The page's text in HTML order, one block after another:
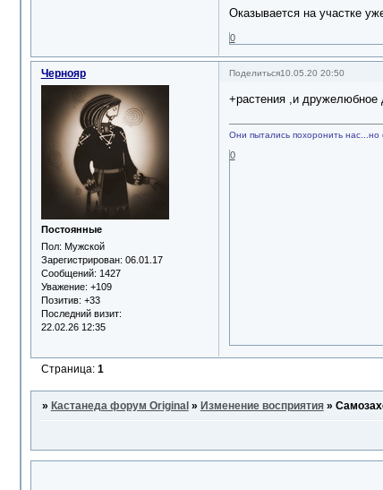
Оказывается на участке
0
Поделиться10.05.20 20:50
Чернояр
Постоянные
Пол: Мужской
Зарегистрирован: 06.01.17
Сообщений: 1427
Уважение: +109
Позитив: +33
Последний визит:
22.02.26 12:35
+растения ,и дружелюбное
Они пытались похоронить
0
Страница: 1
» Кастанеда форум Original » Изменение восприятия »